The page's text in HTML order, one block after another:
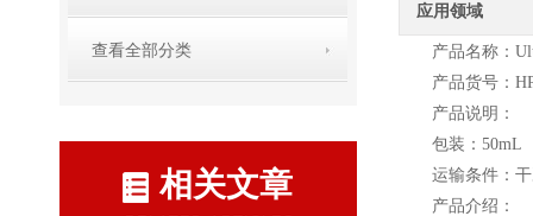
查看全部分类
相关文章
应用领域
产品名称：
产品货号：
产品说明：
包装：50mL
运输条件：
产品介绍：